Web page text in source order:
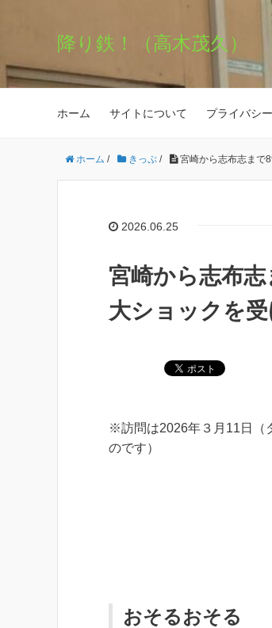
降り鉄！（高木茂久）
ホーム サイトについて プライバシ
ホーム / きっぷ / 宮崎から志布志まで
2026.06.25
宮崎から志布
大ショックを
※訪問は2026年３月11日（
のです）
おそるおそる